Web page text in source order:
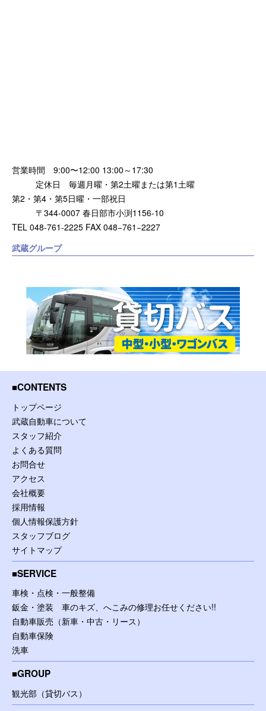
営業時間 9:00〜12:00 13:00～17:30
定休日 毎週月曜・第2土曜または第1土曜
第2・第4・第5日曜・一部祝日
〒344-0007 春日部市小渕1156-10
TEL 048-761-2225 FAX 048−761−2227
武蔵グループ
CONTENTS
トップページ
武蔵自動車について
スタッフ紹介
よくある質問
お問合せ
アクセス
会社概要
採用情報
個人情報保護方針
スタッフブログ
サイトマップ
SERVICE
車検・点検・一般整備
鈑金・塗装 車のキズ、へこみの修理お任せください!!
自動車販売（新車・中古・リース）
自動車保険
洗車
GROUP
観光部（貸切バス）